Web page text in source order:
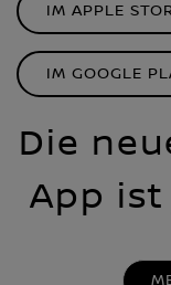
IM APPLE
IM GOOGLE
Die
App